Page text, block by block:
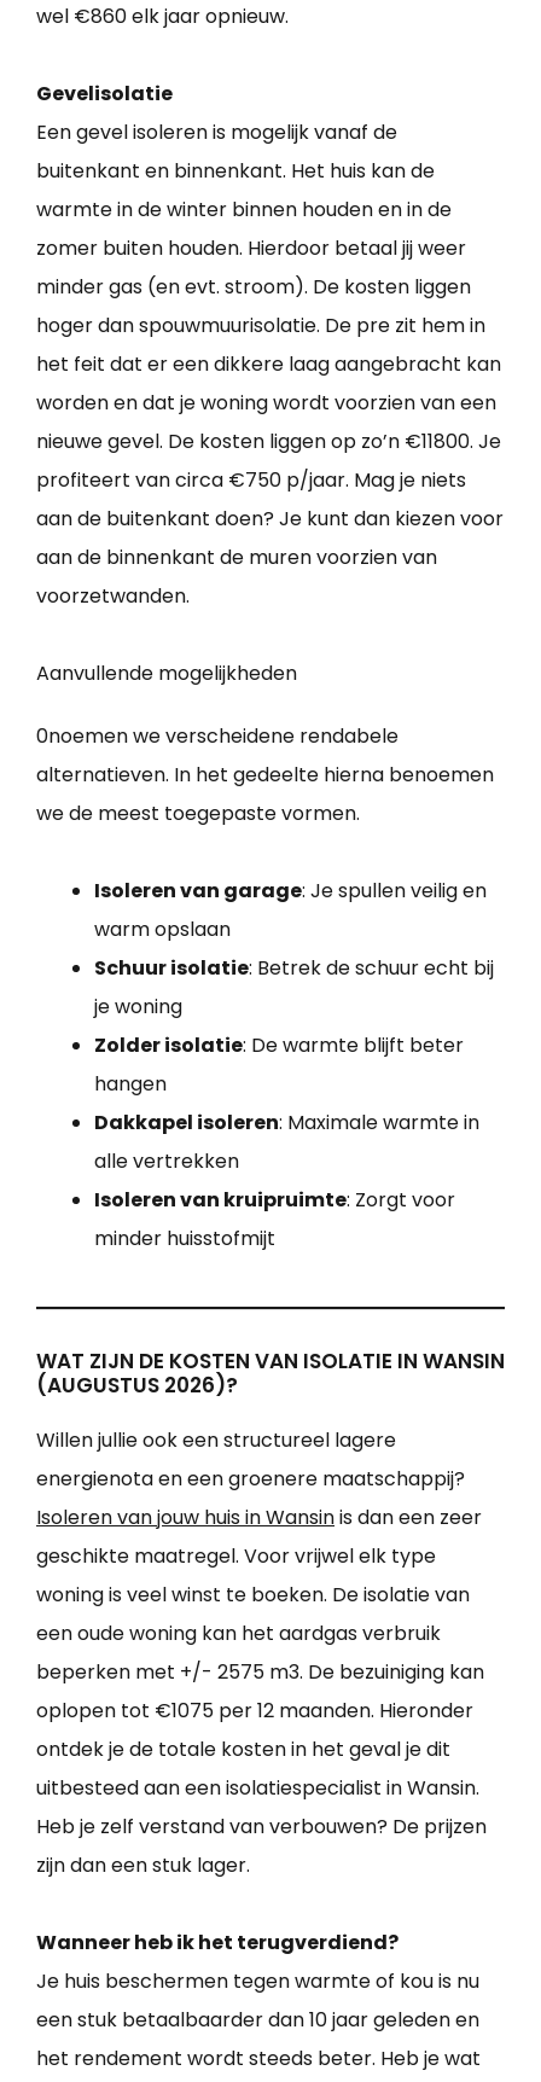
wel €860 elk jaar opnieuw.
Gevelisolatie
Een gevel isoleren is mogelijk vanaf de
buitenkant en binnenkant. Het huis kan de
warmte in de winter binnen houden en in de
zomer buiten houden. Hierdoor betaal jij weer
minder gas (en evt. stroom). De kosten liggen
hoger dan spouwmuurisolatie. De pre zit hem in
het feit dat er een dikkere laag aangebracht kan
worden en dat je woning wordt voorzien van een
nieuwe gevel. De kosten liggen op zo’n €11800. Je
profiteert van circa €750 p/jaar. Mag je niets
aan de buitenkant doen? Je kunt dan kiezen voor
aan de binnenkant de muren voorzien van
voorzetwanden.
Aanvullende mogelijkheden
0noemen we verscheidene rendabele
alternatieven. In het gedeelte hierna benoemen
we de meest toegepaste vormen.
Isoleren van garage: Je spullen veilig en
warm opslaan
Schuur isolatie: Betrek de schuur echt bij
je woning
Zolder isolatie: De warmte blijft beter
hangen
Dakkapel isoleren: Maximale warmte in
alle vertrekken
Isoleren van kruipruimte: Zorgt voor
minder huisstofmijt
WAT ZIJN DE KOSTEN VAN ISOLATIE IN WANSIN
(AUGUSTUS 2026)?
Willen jullie ook een structureel lagere
energienota en een groenere maatschappij?
Isoleren van jouw huis in Wansinis dan een zeer
geschikte maatregel. Voor vrijwel elk type
woning is veel winst te boeken. De isolatie van
een oude woning kan het aardgas verbruik
beperken met +/- 2575 m3. De bezuiniging kan
oplopen tot €1075 per 12 maanden. Hieronder
ontdek je de totale kosten in het geval je dit
uitbesteed aan een isolatiespecialist in Wansin.
Heb je zelf verstand van verbouwen? De prijzen
zijn dan een stuk lager.
Wanneer heb ik het terugverdiend?
Je huis beschermen tegen warmte of kou is nu
een stuk betaalbaarder dan 10 jaar geleden en
het rendement wordt steeds beter. Heb je wat